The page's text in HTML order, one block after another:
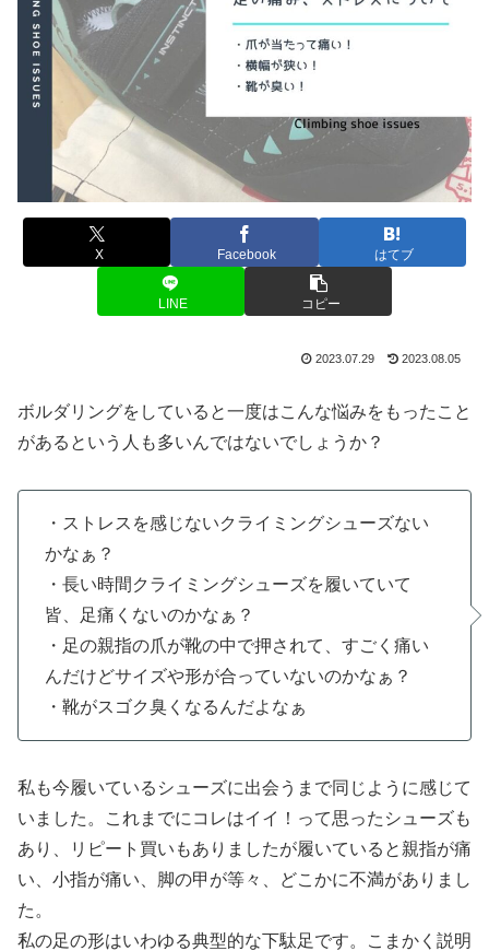
X Facebook はてブ
LINE コピー
2023.07.29 2023.08.05
ボルダリングをしていると一度はこんな悩みをもったこと
があるという人も多いんではないでしょうか？
・ストレスを感じないクライミングシューズない
かなぁ？
・長い時間クライミングシューズを履いていて
皆、足痛くないのかなぁ？
・足の親指の爪が靴の中で押されて、すごく痛い
んだけどサイズや形が合っていないのかなぁ？
・靴がスゴク臭くなるんだよなぁ
私も今履いているシューズに出会うまで同じように感じて
いました。これまでにコレはイイ！って思ったシューズも
あり、リピート買いもありましたが履いていると親指が痛
い、小指が痛い、脚の甲が等々、どこかに不満がありまし
た。
私の足の形はいわゆる典型的な下駄足です。こまかく説明